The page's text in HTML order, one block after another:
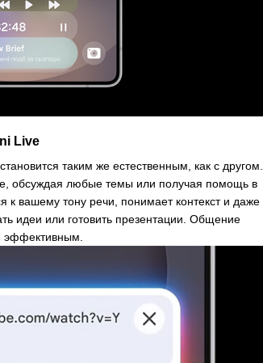
Live
таким же естественным, как с другом.
обсуждая любые темы или получая помощь в
вашему тону речи, понимает контекст и даже
идеи или готовить презентации. Общение
эффективным.